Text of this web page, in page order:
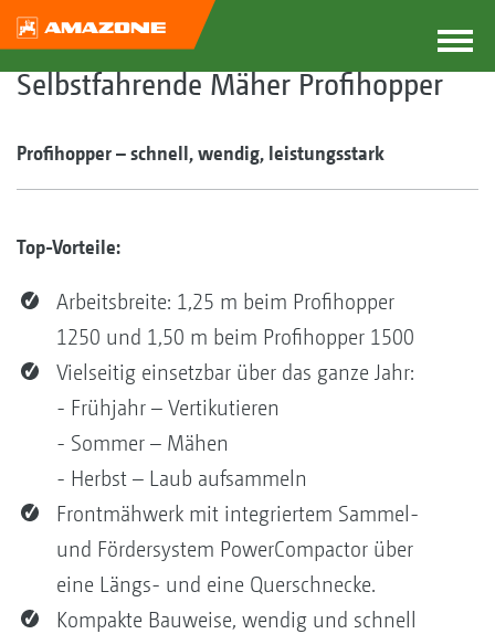
Selbstfahrende Mäher Profihopper
Profihopper – schnell, wendig, leistungsstark
Top-Vorteile:
Arbeitsbreite: 1,25 m beim Profihopper
1250 und 1,50 m beim Profihopper 1500
Vielseitig einsetzbar über das ganze Jahr:
- Frühjahr – Vertikutieren
- Sommer – Mähen
- Herbst – Laub aufsammeln
Frontmähwerk mit integriertem Sammel-
und Fördersystem PowerCompactor über
eine Längs- und eine Querschnecke.
Kompakte Bauweise, wendig und schnell